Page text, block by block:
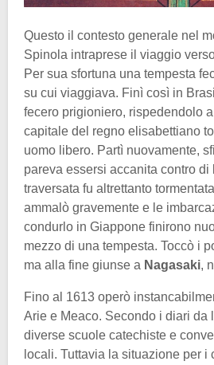
Questo il contesto generale nel
Spinola intraprese il viaggio
Per sua sfortuna una tempesta
su cui viaggiava. Finì così in
fecero prigioniero, rispedendolo
capitale del regno elisabettiano
uomo libero. Partì nuovamente,
pareva essersi accanita contro di
traversata fu altrettanto
ammalò gravemente e le
condurlo in Giappone finirono
mezzo di una tempesta. Toccò i
ma alla fine giunse a Nagasaki,
Fino al 1613 operò
Arie e Meaco. Secondo i diari da
diverse scuole catechiste e
locali. Tuttavia la situazione per i